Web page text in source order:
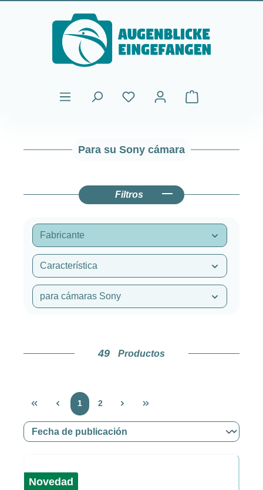
Saltar al contenido principal
El carrito de
Para su Sony cámara
Filtros
Fabricante
Característica
para cámaras Sony
49 Productos
Página
1 Página
2
Novedad